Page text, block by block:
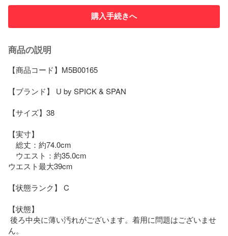
購入手続きへ
商品の説明
【商品コード】M5B00165
【ブランド】 U by SPICK & SPAN
【サイズ】38
【実寸】
総丈：約74.0cm
ウエスト：約35.0cm
ウエスト最大39cm
【状態ランク】 C
【状態】
後ろ中央に薄い汚れがございます。着用に問題はございませ
ん。